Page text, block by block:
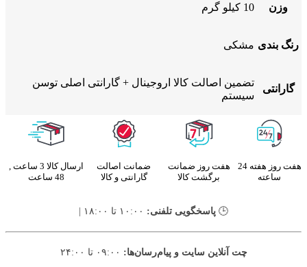
وزن 10 کیلو گرم
رنگ بندی مشکی
گارانتی
تضمین اصالت کالا اروجینال + گارانتی اصلی توسن
سیستم
هفت روز هفته 24
ساعته
هفت روز ضمانت
برگشت کالا
ضمانت اصالت
گارانتی و کالا
ارسال کالا 3 ساعت ,
48 ساعت
🕒 پاسخگویی تلفنی:
چت آنلاین سایت و پیام‌رسان‌ها: